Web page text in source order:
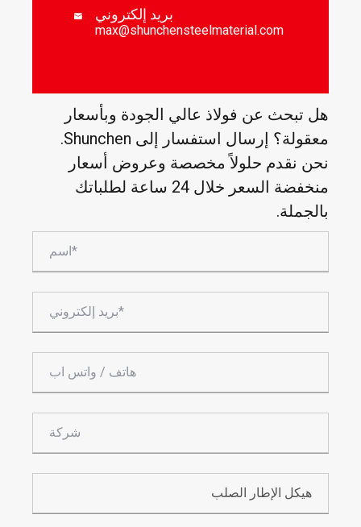
 بريد إلكتروني
max@shunchensteelmaterial.com
هل تبحث عن فولاذ عالي الجودة وبأسعار
معقولة؟ إرسال استفسار إلى Shunchen.
نحن نقدم حلولاً مخصصة وعروض أسعار
منخفضة السعر خلال 24 ساعة لطلباتك
بالجملة.